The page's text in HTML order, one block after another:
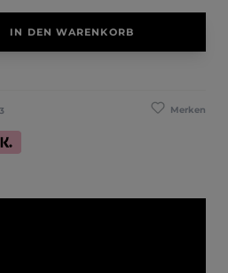
Wert ein oder benutze die
IN DEN WARENKORB
Merken
Debitkarte
(Rechnung / Ratenkauf / Sofort)